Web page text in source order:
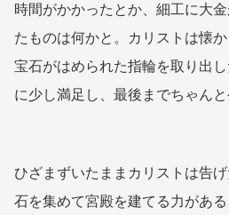
時間がかかったとか、細工に大
たものは何かと。カリストは懐
宝石がはめられた指輪を取り出
に少し満足し、最後までちゃんと
ひざまずいたままカリストは告
石を集めて宮殿を建てる力があ